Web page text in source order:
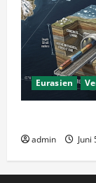
Eurasien
admin Juni